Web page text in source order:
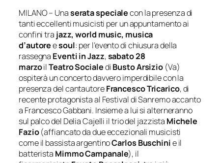
MILANO – Unaserata specialecon la presenza di
tanti eccellenti musicisti per un appuntamento ai
confini tra jazz, world music, musica
d’autoreesoul: per l’evento di chiusura della
rassegna Eventi in Jazz,sabato 28
marzoilTeatro SocialediBusto Arsizio (Va)
ospiterà un concerto davvero imperdibile con la
presenza del cantautoreFrancesco Tricarico, di
recente protagonista al Festival di Sanremo accanto
a Francesco Gabbani. Insieme a lui si alterneranno
sul palco del Delia Cajelli il trio del jazzista Michele
Fazio(affiancato da due eccezionali musicisti
come il bassista argentinoCarlos Buschinie il
batterista Mimmo Campanale), il